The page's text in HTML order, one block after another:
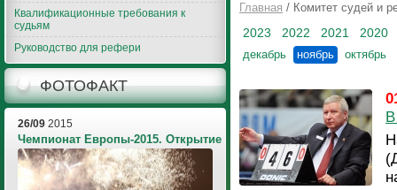
Квалификационные требования к
судьям
Руководство для рефери
ФОТОФАКТ
26/09 2015
Чемпионат Европы-2015. Открытие
Главная / Комитет судей и
2023 2022 2021 2020
декабрь ноябрь октябрь